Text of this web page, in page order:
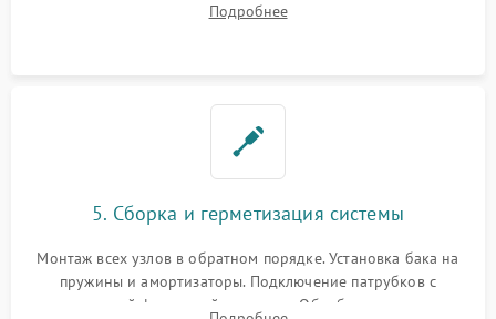
или поврежденной резиновой манжеты.
Подробнее
5. Сборка и герметизация системы
Монтаж всех узлов в обратном порядке. Установка бака на
пружины и амортизаторы. Подключение патрубков с
надежной фиксацией хомутами. Обработка стыков